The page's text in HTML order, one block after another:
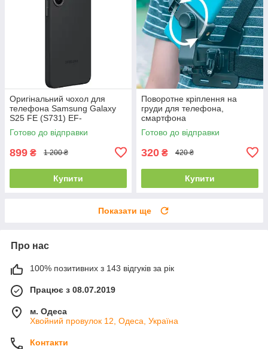
Оригінальний чохол для
телефона Samsung Galaxy
S25 FE (S731) EF-
PS731CBEGWW - Black
Готово до відправки
899 ₴ 1 200 ₴
Купити
Поворотне кріплення на
груди для телефона,
смартфона
Готово до відправки
320 ₴ 420 ₴
Купити
Показати ще
Про нас
100% позитивних з 143 відгуків за рік
Працює з 08.07.2019
м. Одеса
Хвойний провулок 12, Одеса, Україна
Контакти